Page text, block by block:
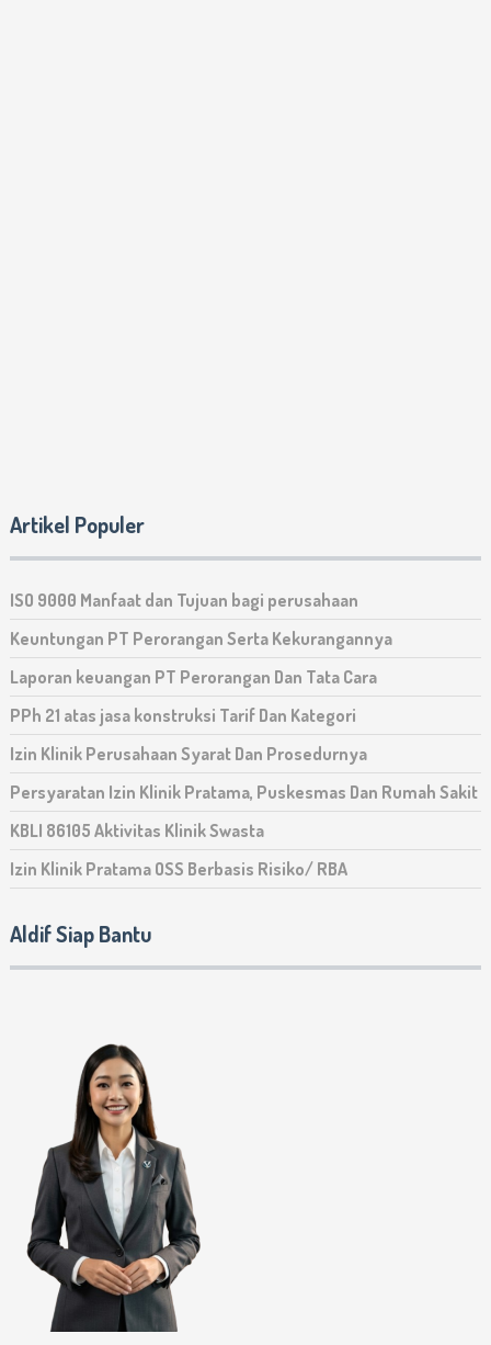
Artikel Populer
ISO 9000 Manfaat dan Tujuan bagi perusahaan
Keuntungan PT Perorangan Serta Kekurangannya
Laporan keuangan PT Perorangan Dan Tata Cara
PPh 21 atas jasa konstruksi Tarif Dan Kategori
Izin Klinik Perusahaan Syarat Dan Prosedurnya
Persyaratan Izin Klinik Pratama, Puskesmas Dan Rumah Sakit
KBLI 86105 Aktivitas Klinik Swasta
Izin Klinik Pratama OSS Berbasis Risiko/ RBA
Aldif Siap Bantu